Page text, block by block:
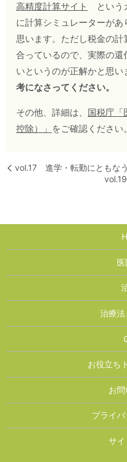
高精度計算サイト
という
に計算シミュレーターが
思います。ただし税金の
合っているので、実際の
いというのが正解かと思い
考になさってください。
その他、詳細は、 国税庁「
控除）」 をご確認ください。
vol.17 進学・転勤にともな
治療
お役立ち
お
プライ
サ